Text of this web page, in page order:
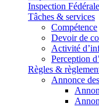
Inspection
Tâches & services
Compétence
Devoir de
Activité
Perception
Règles &
Annonce